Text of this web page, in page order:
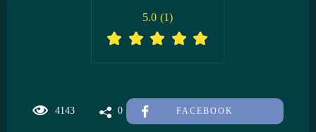
4143 0 FACEBOOK
5.0 (1)